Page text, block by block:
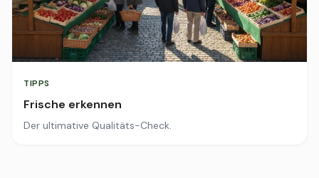
TIPPS
Frische erkennen
Der ultimative Qualitäts-Check.